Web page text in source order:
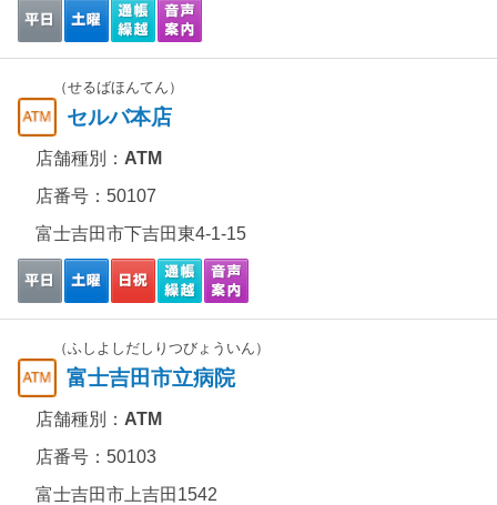
（せるばほんてん）
セルバ本店
店舗種別： ATM
店番号：50107
富士吉田市下吉田東4-1-15
（ふしよしだしりつびょういん）
富士吉田市立病院
店舗種別： ATM
店番号：50103
富士吉田市上吉田1542